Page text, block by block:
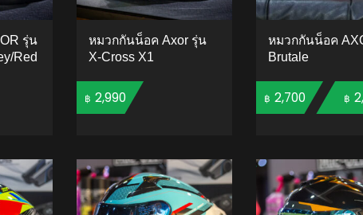
รุ่น
Red
หมวกกันน็อค Axor รุ่น
X-Cross X1
฿ 2,990
หมวกกันน็อค
Brutale
฿ 2,700 – ฿